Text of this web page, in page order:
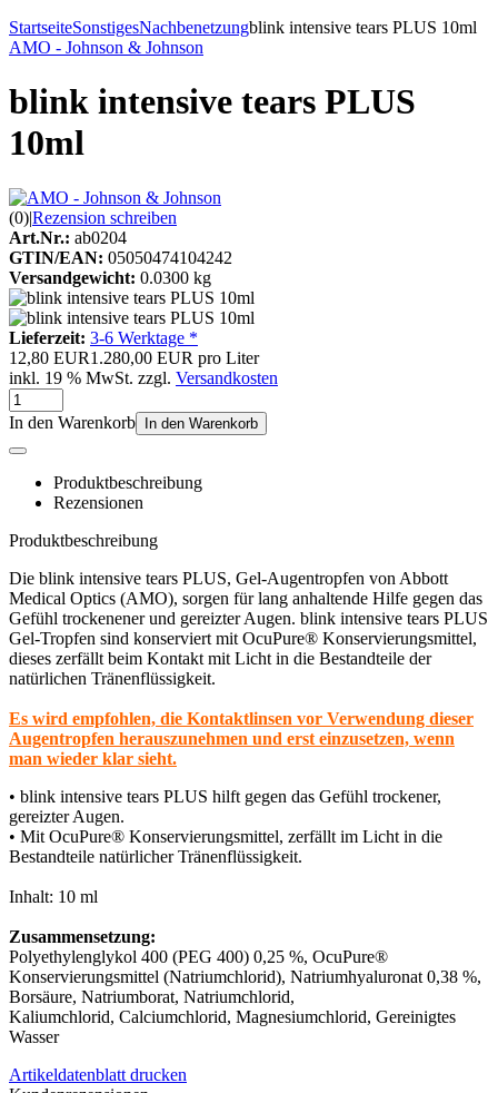
StartseiteSonstigesNachbenetzungblink intensive tears PLUS 10ml
AMO - Johnson & Johnson
blink intensive tears PLUS
10ml
(0)|Rezension schreiben
Art.Nr.: ab0204
GTIN/EAN: 05050474104242
Versandgewicht: 0.0300 kg
Lieferzeit: 3-6 Werktage *
12,80 EUR1.280,00 EUR pro Liter
inkl. 19 % MwSt. zzgl. Versandkosten
In den Warenkorb In den Warenkorb
Produktbeschreibung
Rezensionen
Produktbeschreibung
Die blink intensive tears PLUS, Gel-Augentropfen von Abbott
Medical Optics (AMO), sorgen für lang anhaltende Hilfe gegen das
Gefühl trockenener und gereizter Augen. blink intensive tears PLUS
Gel-Tropfen sind konserviert mit OcuPure® Konservierungsmittel,
dieses zerfällt beim Kontakt mit Licht in die Bestandteile der
natürlichen Tränenflüssigkeit.
Es wird empfohlen, die Kontaktlinsen vor Verwendung dieser
Augentropfen herauszunehmen und erst einzusetzen, wenn
man wieder klar sieht.
• blink intensive tears PLUS hilft gegen das Gefühl trockener,
gereizter Augen.
• Mit OcuPure® Konservierungsmittel, zerfällt im Licht in die
Bestandteile natürlicher Tränenflüssigkeit.
Inhalt: 10 ml
Zusammensetzung:
Polyethylenglykol 400 (PEG 400) 0,25 %, OcuPure®
Konservierungsmittel (Natriumchlorid), Natriumhyaluronat 0,38 %,
Borsäure, Natriumborat, Natriumchlorid,
Kaliumchlorid, Calciumchlorid, Magnesiumchlorid, Gereinigtes
Wasser
Artikeldatenblatt drucken